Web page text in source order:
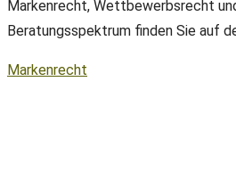
Markenrecht, Wettbewerbsrecht
Beratungsspektrum finden Sie auf
Markenrecht